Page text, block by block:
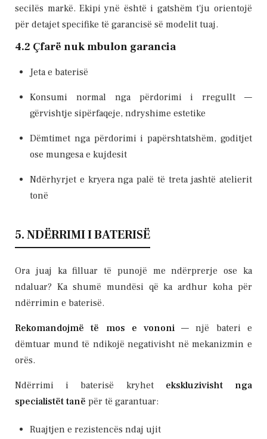
secilës markë. Ekipi ynë është i gatshëm t'ju orientojë
për detajet specifike të garancisë së modelit tuaj.
4.2 Çfarë nuk mbulon garancia
Jeta e baterisë
Konsumi normal nga përdorimi i rregullt —
gërvishtje sipërfaqeje, ndryshime estetike
Dëmtimet nga përdorimi i papërshtatshëm, goditjet
ose mungesa e kujdesit
Ndërhyrjet e kryera nga palë të treta jashtë atelierit
tonë
5. NDËRRIMI I BATERISË
Ora juaj ka filluar të punojë me ndërprerje ose ka
ndaluar? Ka shumë mundësi që ka ardhur koha për
ndërrimin e baterisë.
Rekomandojmë të mos e vononi— një bateri e
dëmtuar mund të ndikojë negativisht në mekanizmin e
orës.
Ndërrimi i baterisë kryhet ekskluzivisht nga
specialistët tanë për të garantuar:
Ruajtjen e rezistencës ndaj ujit